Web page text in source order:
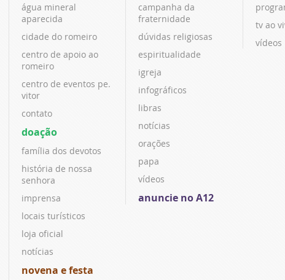
água mineral
aparecida
cidade do romeiro
centro de apoio ao
romeiro
centro de eventos pe.
vitor
contato
doação
família dos devotos
história de nossa
senhora
imprensa
locais turísticos
loja oficial
notícias
novena e festa
campanha da
fraternidade
dúvidas religiosas
espiritualidade
igreja
infográficos
libras
notícias
orações
papa
vídeos
anuncie no A12
tv ao
vídeos